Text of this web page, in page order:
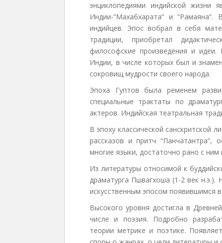
энциклопедиями индийской жизни
Индии-”Махабхарата” и
индийцев. Эпос вобрал в себя
традиции, приобретал
философские произведения и
Индии, в числе которых был и
сокровищ мудрости своего народа.
Эпоха Гуптов была ременем
специальные трактаты по
актеров. Индийская театральная
В эпоху классической санскритской
рассказов и притч
многие языки, достаточно рано с
Из литературы относимой к
драматурга Пшвагхоша (1-2 век н.э.).
искусственным эпосом появившимся
Высокого уровня достигла в
числе и поэзия. Подробно
теории метрике и поэтике.